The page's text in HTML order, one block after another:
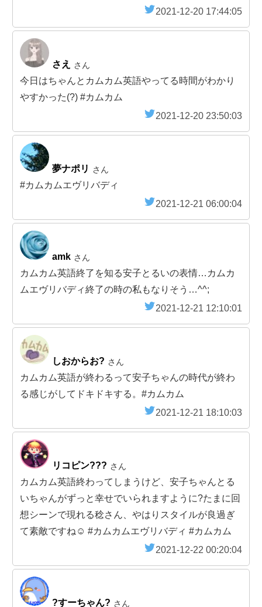
2021-12-20 17:44:05
さえ さん
今日はちゃんとカムカム英語やってる時間がわかり
やすかった(?) #カムカム
2021-12-20 23:50:03
夢ナポリ さん
#カムカムエヴリバディ
2021-12-21 06:00:04
amk さん
カムカム英語終了を知る安子とるいの表情…カムカ
ムエヴリバディ終了の時の私もなりそう…^^;
2021-12-21 12:10:01
しおからお? さん
カムカム英語が終わるって安子ちゃんの時代が終わ
る感じがしてドキドキする。#カムカム
2021-12-21 18:10:03
リコピン??? さん
カムカム英語終わってしまうけど、安子ちゃんとる
いちゃんがずっと幸せでいられますように?たまに回
想シーンで現れる稔さん、やはりスタイルが良過ぎ
て素敵ですね☺️ #カムカムエヴリバディ #カムカム
2021-12-22 00:20:04
?すーちゃん? さん